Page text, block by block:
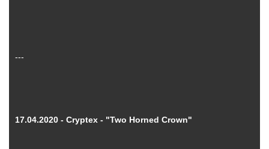
---
17.04.2020 - Cryptex - "Two Horned Crown"